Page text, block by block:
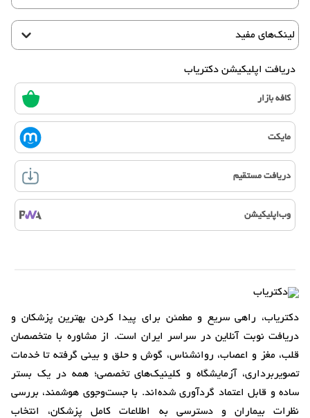
لینک‌های مفید
دریافت اپلیکیشن دکتریاب
کافه بازار
مایکت
دریافت مستقیم
وب‌اپلیکیشن
دکتریاب، راهی سریع و مطمئن برای پیدا کردن بهترین پزشکان و
دریافت نوبت آنلاین در سراسر ایران است. از مشاوره با متخصصان
قلب، مغز و اعصاب، روانشناس، گوش و حلق و بینی گرفته تا خدمات
تصویربرداری، آزمایشگاه و کلینیک‌های تخصصی؛ همه در یک بستر
ساده و قابل اعتماد گردآوری شده‌اند. با جست‌وجوی هوشمند، بررسی
نظرات بیماران و دسترسی به اطلاعات کامل پزشکان، انتخاب